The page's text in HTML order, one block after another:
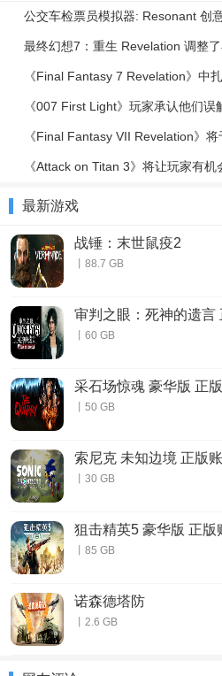
《007 First Light》玩家承认他们误
《Final Fantasy VII Revelation》
《Attack on Titan 3》将让玩家有机
最新游戏
战锤：末世鼠疫2
丨88.7 GB
审判之眼：死神的遗言
丨60 GB
采石场惊魂 豪华版 正
丨50 GB
索尼克 未知边境 正版
丨30 GB
狙击精英5 豪华版 正版
丨85 GB
诺森德塔防
丨2.6 GB